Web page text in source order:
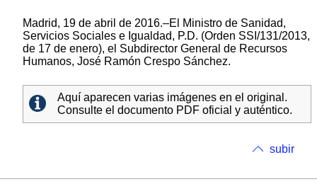
Madrid, 19 de abril de 2016.–El Ministro de Sanidad,
Servicios Sociales e Igualdad, P.D. (Orden SSI/131/2013,
de 17 de enero), el Subdirector General de Recursos
Humanos, José Ramón Crespo Sánchez.
Aquí aparecen varias imágenes en el original.
Consulte el documento PDF oficial y auténtico.
subir